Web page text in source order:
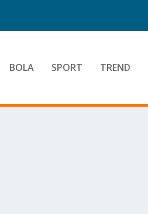
BOLA SPORT TREND